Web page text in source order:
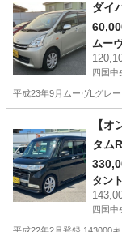
ダイ
ムー
四国中
平成23年9月ムーヴLグレ
四国中央市【
タム
タント
四国中